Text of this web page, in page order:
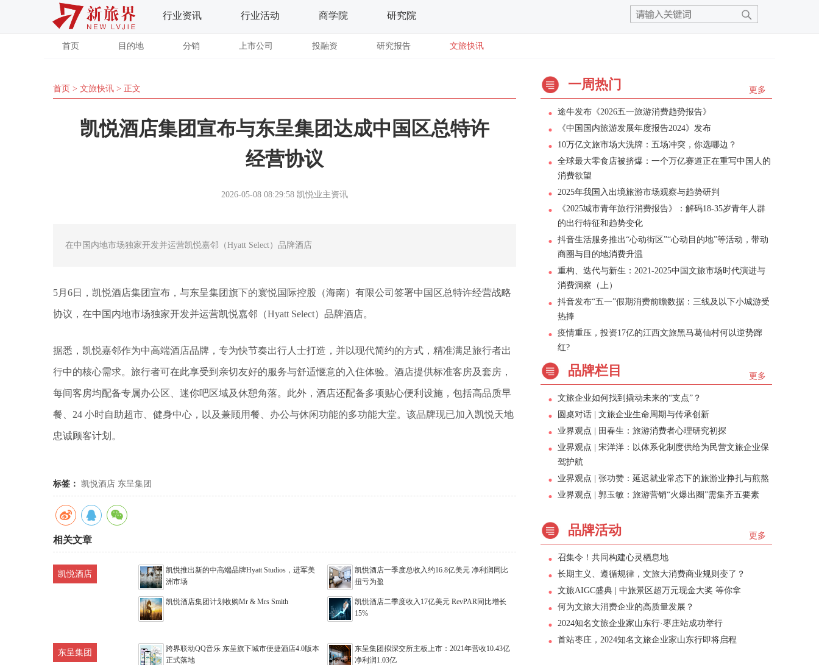
行业资讯 行业活动 商学院 研究院
首页 目的地 分销 上市公司 投融资 研究报告 文旅快讯
首页 > 文旅快讯 > 正文
凯悦酒店集团宣布与东呈集团达成中国区总特许
经营协议
2026-05-08 08:29:58 凯悦业主资讯
在中国内地市场独家开发并运营凯悦嘉邻（Hyatt Select）品牌酒店
5月6日，凯悦酒店集团宣布，与东呈集团旗下的寰悦国际控股（海南）有限公司签署中国区总特许经营战略
协议，在中国内地市场独家开发并运营凯悦嘉邻（Hyatt Select）品牌酒店。
据悉，凯悦嘉邻作为中高端酒店品牌，专为快节奏出行人士打造，并以现代简约的方式，精准满足旅行者出
行中的核心需求。旅行者可在此享受到亲切友好的服务与舒适惬意的入住体验。酒店提供标准客房及套房，
每间客房均配备专属办公区、迷你吧区域及休憩角落。此外，酒店还配备多项贴心便利设施，包括高品质早
餐、24 小时自助超市、健身中心，以及兼顾用餐、办公与休闲功能的多功能大堂。该品牌现已加入凯悦天地
忠诚顾客计划。
标签： 凯悦酒店 东呈集团
相关文章
凯悦酒店
凯悦推出新的中高端品牌Hyatt Studios，进军美
洲市场
凯悦酒店一季度总收入约16.8亿美元 净利润同比
扭亏为盈
凯悦酒店集团计划收购Mr & Mrs Smith
凯悦酒店二季度收入17亿美元 RevPAR同比增长
15%
东呈集团
跨界联动QQ音乐 东呈旗下城市便捷酒店4.0版本
正式落地
东呈集团拟深交所主板上市：2021年营收10.43亿
净利润1.03亿
更多
一周热门
途牛发布《2026五一旅游消费趋势报告》
《中国国内旅游发展年度报告2024》发布
10万亿文旅市场大洗牌：五场冲突，你选哪边？
全球最大零食店被挤爆：一个万亿赛道正在重写中国人的
消费欲望
2025年我国入出境旅游市场观察与趋势研判
《2025城市青年旅行消费报告》：解码18-35岁青年人群
的出行特征和趋势变化
抖音生活服务推出“心动街区”“心动目的地”等活动，带动
商圈与目的地消费升温
重构、迭代与新生：2021-2025中国文旅市场时代演进与
消费洞察（上）
抖音发布“五一”假期消费前瞻数据：三线及以下小城游受
热捧
疫情重压，投资17亿的江西文旅黑马葛仙村何以逆势蹿
红?
更多
品牌栏目
文旅企业如何找到撬动未来的“支点”？
圆桌对话 | 文旅企业生命周期与传承创新
业界观点 | 田春生：旅游消费者心理研究初探
业界观点 | 宋洋洋：以体系化制度供给为民营文旅企业保
驾护航
业界观点 | 张功赞：延迟就业常态下的旅游业挣扎与煎熬
业界观点 | 郭玉敏：旅游营销“火爆出圈”需集齐五要素
更多
品牌活动
召集令！共同构建心灵栖息地
长期主义、遵循规律，文旅大消费商业规则变了？
文旅AIGC盛典 | 中旅景区超万元现金大奖 等你拿
何为文旅大消费企业的高质量发展？
2024知名文旅企业家山东行·枣庄站成功举行
首站枣庄，2024知名文旅企业家山东行即将启程